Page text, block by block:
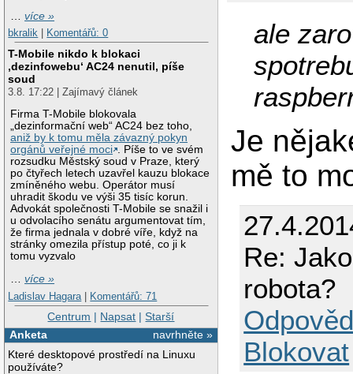
…více »
bkralik
Komentářů: 0
T-Mobile nikdo k blokaci
‚dezinfowebu‘ AC24 nenutil, píše
soud
3.8. 17:22 | Zajímavý článek
Firma T-Mobile blokovala
„dezinformační web“ AC24 bez toho,
aniž by k tomu měla závazný pokyn
orgánů veřejné moci . Píše to ve svém
rozsudku Městský soud v Praze, který
po čtyřech letech uzavřel kauzu blokace
zmíněného webu. Operátor musí
uhradit škodu ve výši 35 tisíc korun.
Advokát společnosti T-Mobile se snažil i
u odvolacího senátu argumentovat tím,
že firma jednala v dobré víře, když na
stránky omezila přístup poté, co ji k
tomu vyzvalo
…více »
Ladislav Hagara | Komentářů: 71
Centrum | Napsat |Starší
navrhněte »
Anketa
Které desktopové prostředí na Linuxu
používáte?
ale
Je
mě to
Re:
robota?
Blokovat